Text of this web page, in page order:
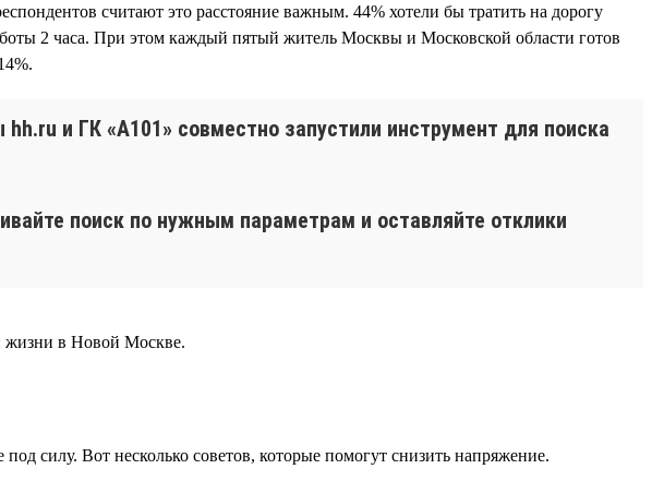
считают это расстояние важным. 44% хотели бы тратить на дорогу
2 часа. При этом каждый пятый житель Москвы и Московской области готов
и ГК «А101» совместно запустили инструмент для поиска
поиск по нужным параметрам и оставляйте отклики
жизни в Новой Москве.
силу. Вот несколько советов, которые помогут снизить напряжение.